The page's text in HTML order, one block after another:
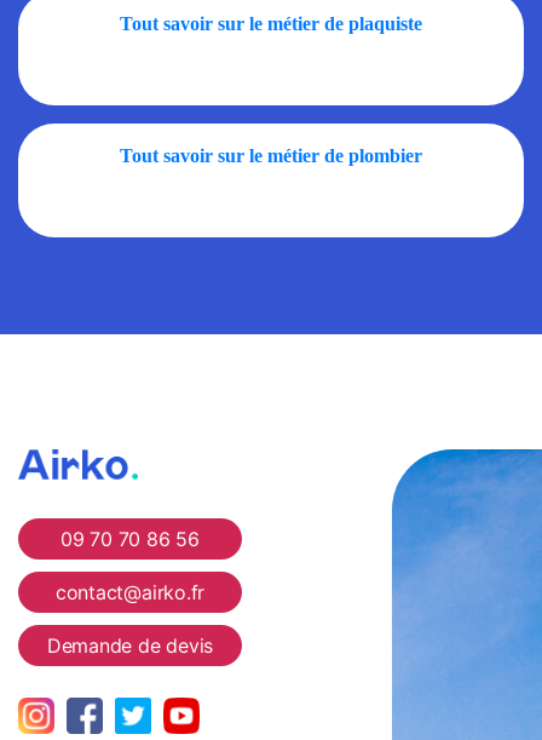
Tout savoir sur le métier de plaquiste
Tout savoir sur le métier de plombier
Airko09 70 70 86 56
contact@airko.fr
Demande de devis